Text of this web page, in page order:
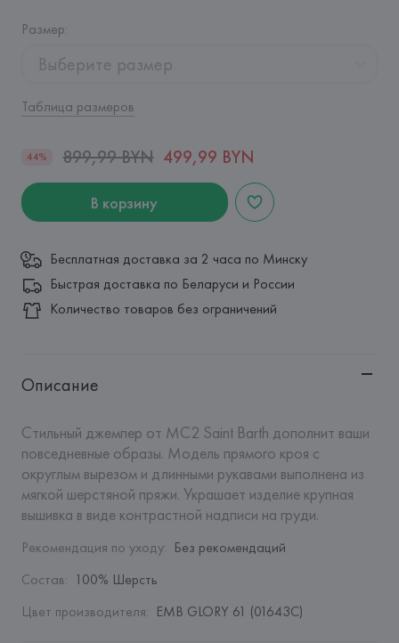
Размер:
Выберите размер
Таблица размеров
44% 899,99 BYN 499,99 BYN
В корзину
Бесплатная доставка за 2 часа по Минску
Быстрая доставка по Беларуси и России
Количество товаров без ограничений
Описание
Стильный джемпер от MC2 Saint Barth дополнит ваши
повседневные образы. Модель прямого кроя с
округлым вырезом и длинными рукавами выполнена из
мягкой шерстяной пряжи. Украшает изделие крупная
вышивка в виде контрастной надписи на груди.
Рекомендация по уходу: Без рекомендаций
Состав: 100% Шерсть
Цвет производителя: EMB GLORY 61 (01643C)